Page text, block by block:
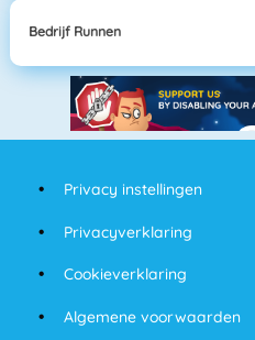
Bedrijf Runnen
Privacy instellingen
Privacyverklaring
Cookieverklaring
Algemene voorwaarden